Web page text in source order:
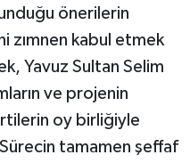
önerilerin
zımnen kabul etmek
Yavuz Sultan Selim
ve projenin
oy birliğiyle
Sürecin tamamen şeffaf